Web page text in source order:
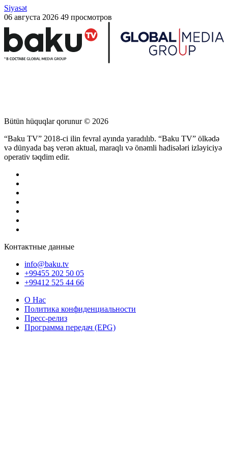
Siyasət
06 августа 2026 49 просмотров
Bütün hüquqlar qorunur © 2026
“Baku TV” 2018-ci ilin fevral ayında yaradılıb. “Baku TV” ölkədə
və dünyada baş verən aktual, maraqlı və önəmli hadisələri izləyiciyə
operativ təqdim edir.
Контактные данные
info@baku.tv
+99455 202 50 05
+99412 525 44 66
О Нас
Политика конфиденциальности
Пресс-релиз
Программа передач (EPG)